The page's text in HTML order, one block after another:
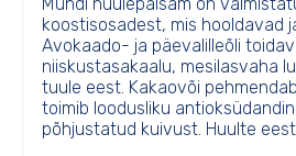
Mündi huulepalsam on
koostisosadest, mis hooldavad
Avokaado- ja päevalilleõli
niiskustasakaalu, mesilasvaha
tuule eest. Kakaovõi
toimib loodusliku
põhjustatud kuivust. Huulte